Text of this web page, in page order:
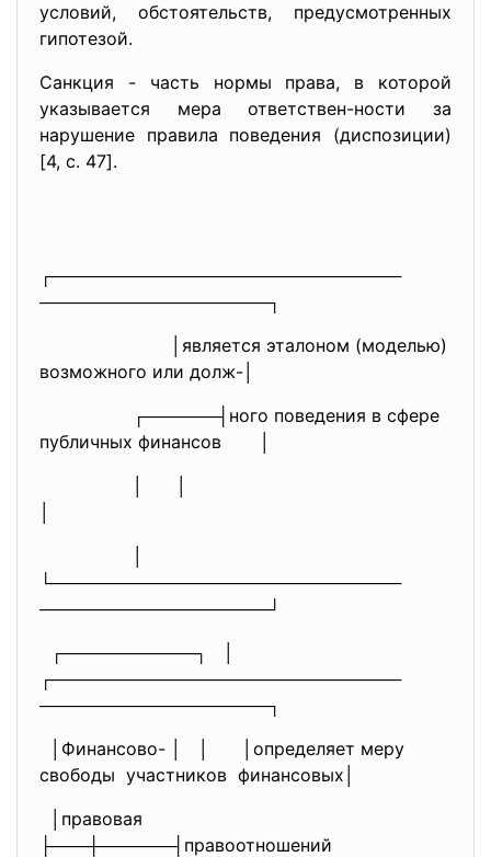
условий, обстоятельств, предусмотренных
гипотезой.
Санкция - часть нормы права, в которой
указывается мера ответствен-ности за
нарушение правила поведения (диспозиции)
[4, c. 47].
┌─────────────────────────────
───────────────────┐
│является эталоном (моделью)
возможного или долж-│
┌──────┤ного поведения в сфере
публичных финансов │
└─────────────────────────────
───────────────────┘
┌───────────┐ │
┌─────────────────────────────
───────────────────┐
│Финансово- │ │ │определяет меру
свободы участников финансовых│
│правовая
├───┼──────┤правоотношений